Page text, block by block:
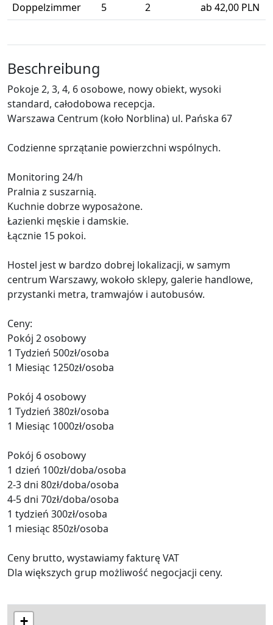
Doppelzimmer
5 2 ab 42,00 PLN
Beschreibung
Pokoje 2, 3, 4, 6 osobowe, nowy obiekt, wysoki
standard, całodobowa recepcja.
Warszawa Centrum (koło Norblina) ul. Pańska 67
Codzienne sprzątanie powierzchni wspólnych.
Monitoring 24/h
Pralnia z suszarnią.
Kuchnie dobrze wyposażone.
Łazienki męskie i damskie.
Łącznie 15 pokoi.
Hostel jest w bardzo dobrej lokalizacji, w samym
centrum Warszawy, wokoło sklepy, galerie handlowe,
przystanki metra, tramwajów i autobusów.
Ceny:
Pokój 2 osobowy
1 Tydzień 500zł/osoba
1 Miesiąc 1250zł/osoba
Pokój 4 osobowy
1 Tydzień 380zł/osoba
1 Miesiąc 1000zł/osoba
Pokój 6 osobowy
1 dzień 100zł/doba/osoba
2-3 dni 80zł/doba/osoba
4-5 dni 70zł/doba/osoba
1 tydzień 300zł/osoba
1 miesiąc 850zł/osoba
Ceny brutto, wystawiamy fakturę VAT
Dla większych grup możliwość negocjacji ceny.
+